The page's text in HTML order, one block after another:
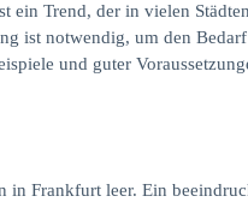
Trend, der in vielen
ist notwendig, um den
und guter
Frankfurt leer. Ein